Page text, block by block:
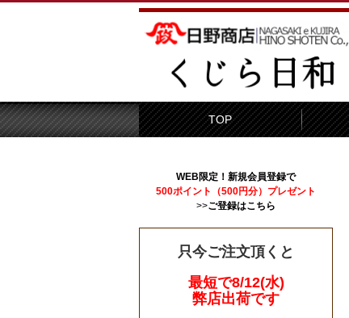
TOP
WEB限定！新規会員登録で
500ポイント（500円分）プレゼント
>>ご登録はこちら
只今ご注文頂くと
最短で8/12(水)
弊店出荷です